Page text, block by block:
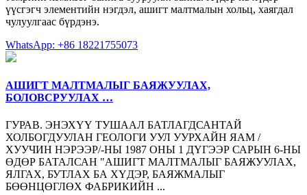
үүсгэгч элементийн нэгдэл, ашигт малтмалын хольц, хаягдал
чулуулгаас бүрдэнэ.
WhatsApp: +86 18221755073
АШИГТ МАЛТМАЛЫГ БАЯЖУУЛАХ,
БОЛОВСРУУЛАХ …
ГУРАВ. ЭНЭХҮҮ ТУШААЛ БАТЛАГДСАНТАЙ
ХОЛБОГДУУЛАН ГЕОЛОГИ УУЛ УУРХАЙН ЯАМ /
ХУУЧИН НЭРЭЭР/-НЫ 1987 ОНЫ 1 ДҮГЭЭР САРЫН 6-НЫ
ӨДӨР БАТАЛСАН "АШИГТ МАЛТМАЛЫГ БАЯЖУУЛАХ,
ЯЛГАХ, БУТЛАХ БА ХҮДЭР, БАЯЖМАЛЫГ
БӨӨНЦӨГЛӨХ ФАБРИКИЙН ...